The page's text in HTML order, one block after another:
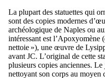
La plupart des statuettes qui
sont des copies modernes
archéologique de Naples ou
intéressant est l’Apoxyomène (
nettoie »), une œuvre de
avant JC. L’original de cette
plusieurs copies anciennes.
nettoyant son corps au moyen